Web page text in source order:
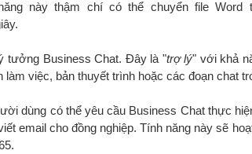
này thậm chí có thể chuyển file Word
tưởng Business Chat. Đây là "trợ lý" với khả
làm việc, bản thuyết trình hoặc các đoạn chat
dùng có thể yêu cầu Business Chat thực
email cho đồng nghiệp. Tính năng này sẽ